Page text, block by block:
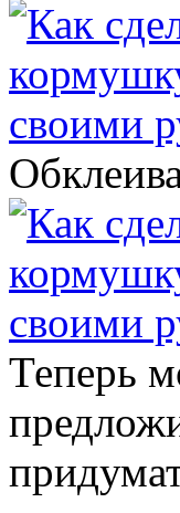
Теперь